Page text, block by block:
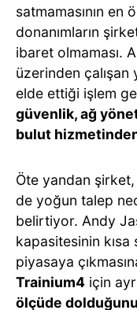
satmamasının en
donanımların
ibaret olmaması.
üzerinden çalışan
elde ettiği işlem
güvenlik, ağ
bulut
Öte yandan
de yoğun talep
belirtiyor. Andy
kapasitesinin kısa
piyasaya
Trainium4 için
ölçüde dolduğunu